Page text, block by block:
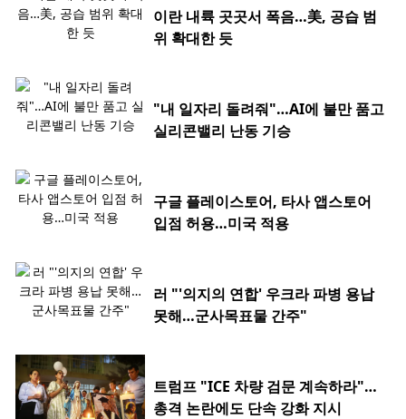
이란 내륙 곳곳서 폭음…美, 공습 범
위 확대한 듯
"내 일자리 돌려줘"…AI에 불만 품고
실리콘밸리 난동 기승
구글 플레이스토어, 타사 앱스토어
입점 허용…미국 적용
러 "'의지의 연합' 우크라 파병 용납
못해…군사목표물 간주"
트럼프 "ICE 차량 검문 계속하라"…
총격 논란에도 단속 강화 지시